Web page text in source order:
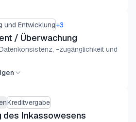
und Entwicklung+3
/ Überwachung
-zugänglichkeit und
Kreditvergabe
des Inkassowesens